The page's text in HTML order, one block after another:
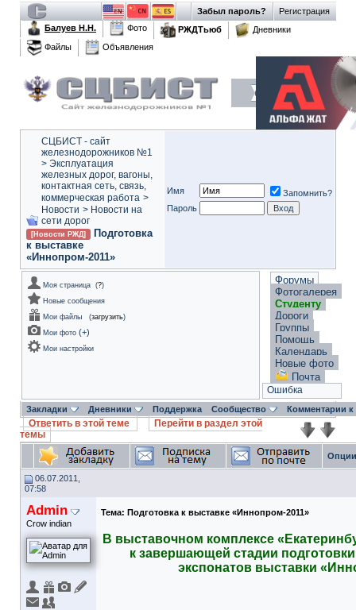
Регистрация
Забыл пароль?
Балуев Н.Н.
Фото РЖДТьюб
Дневники
Файлы
Объявления
СЦБИСТ - сайт
железнодорожников №1
> Эксплуатация
железных дорог, вагоны,
контактная сеть, связь,
коммерческая работа >
Новости > Новости на
сети дорог
[Новости РЖД]
Подготовка
к выставке
«Иннопром-2011»
Имя
Запомнить?
Пароль
Моя страница (?)
Новые сообщения
Мои файлы
(загрузить)
Мои фото (+)
Мои настройки
Форумы
Фотогалерея
Студенту
Дороги
Группы
Помощь
Календарь
Новые фото
Почта
Ошибка
Закладки Дневники Поддержка Сообщество Комментарии
Ответить в этой теме
Перейти в раздел этой
темы
06.07.2011,
07:58
Admin
Crow indian
Тема: Подготовка к выставке «Иннопром-2011»
В выставочном комплексе
к завершающей стадии
экспонатов выставки